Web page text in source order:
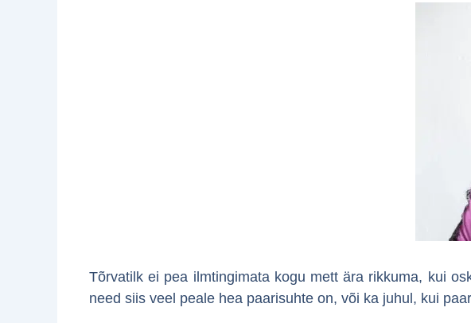
Tõrvatilk ei pea ilmtingimata kogu mett ära rikkuma, kui
need siis veel peale hea paarisuhte on, või ka juhul, kui